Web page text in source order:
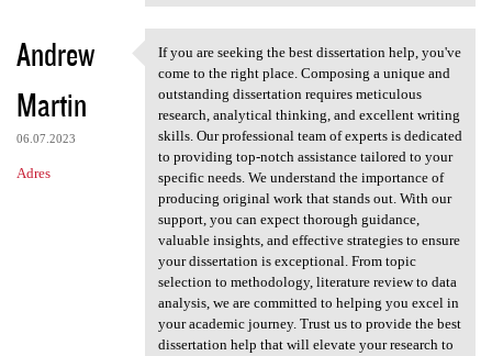
Andrew
Martin
06.07.2023
Adres
If you are seeking the best
If you are seeking the best dissertation help, you've
come to the right place. Composing a unique and
outstanding dissertation requires meticulous
research, analytical thinking, and excellent writing
skills. Our professional team of experts is dedicated
to providing top-notch assistance tailored to your
specific needs. We understand the importance of
producing original work that stands out. With our
support, you can expect thorough guidance,
valuable insights, and effective strategies to ensure
your dissertation is exceptional. From topic
selection to methodology, literature review to data
analysis, we are committed to helping you excel in
your academic journey. Trust us to provide the best
dissertation help that will elevate your research to